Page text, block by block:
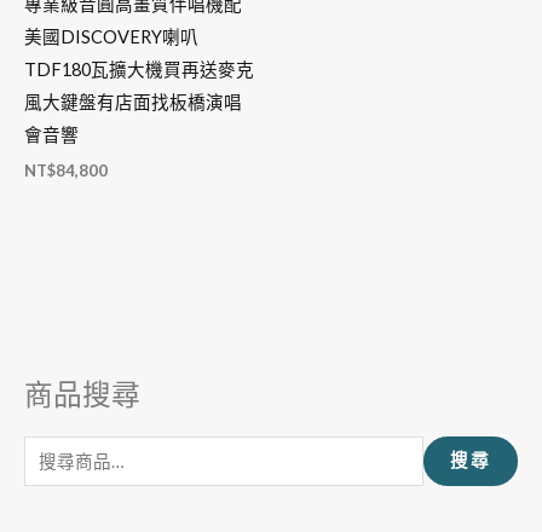
專業級音圓高畫質伴唱機配
美國DISCOVERY喇叭
TDF180瓦擴大機買再送麥克
風大鍵盤有店面找板橋演唱
會音響
NT$84,800
商品搜尋
搜
關
搜尋